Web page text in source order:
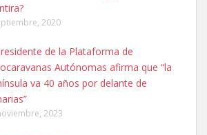
JOSE MESA Y LOPEZ
SHIBA CON MICROCHIP PERDIDO HOY
Y LOPEZ. ES MUY ASUSTADIZO
6.7.2025
2020
de la Plataforma de
Autónomas afirma que “la
va 40 años por delante de
2023